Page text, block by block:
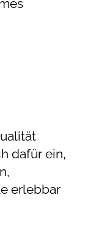
dafür ein,
erlebbar